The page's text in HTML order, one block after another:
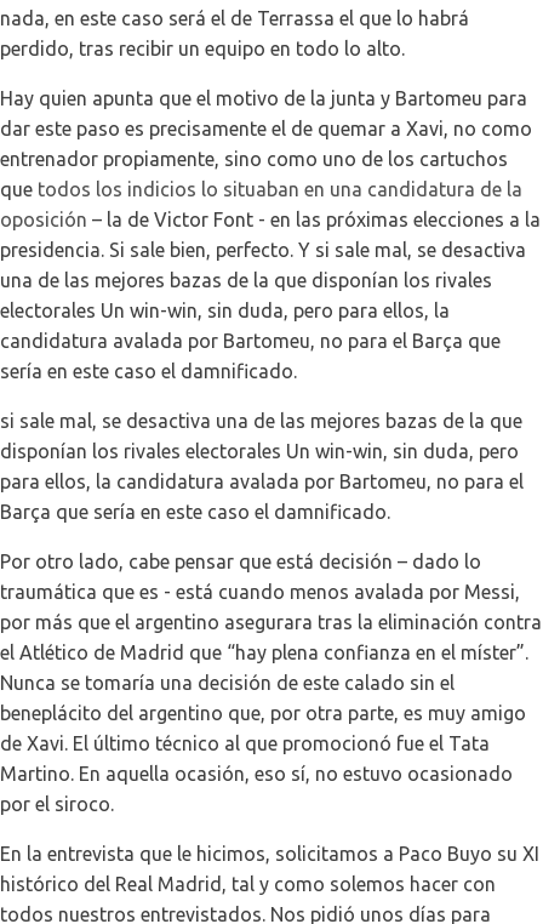
nada, en este caso será el de Terrassa el que lo habrá
perdido, tras recibir un equipo en todo lo alto.
Hay quien apunta que el motivo de la junta y Bartomeu para
dar este paso es precisamente el de quemar a Xavi, no como
entrenador propiamente, sino como uno de los cartuchos
que todos los indicios lo situaban en una candidatura de la
oposición – la de Victor Font - en las próximas elecciones a la
presidencia. Si sale bien, perfecto. Y si sale mal, se desactiva
una de las mejores bazas de la que disponían los rivales
electorales Un win-win, sin duda, pero para ellos, la
candidatura avalada por Bartomeu, no para el Barça que
sería en este caso el damnificado.
si sale mal, se desactiva una de las mejores bazas de la que
disponían los rivales electorales Un win-win, sin duda, pero
para ellos, la candidatura avalada por Bartomeu, no para el
Barça que sería en este caso el damnificado.
Por otro lado, cabe pensar que está decisión – dado lo
traumática que es - está cuando menos avalada por Messi,
por más que el argentino asegurara tras la eliminación contra
el Atlético de Madrid que “hay plena confianza en el míster”.
Nunca se tomaría una decisión de este calado sin el
beneplácito del argentino que, por otra parte, es muy amigo
de Xavi. El último técnico al que promocionó fue el Tata
Martino. En aquella ocasión, eso sí, no estuvo ocasionado
por el siroco.
En la entrevista que le hicimos, solicitamos a Paco Buyo su XI
histórico del Real Madrid, tal y como solemos hacer con
todos nuestros entrevistados. Nos pidió unos días para